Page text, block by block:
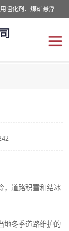
山东贝格曼化工有限公司主营：氯化镁、无水氯化钙、矿用阻化剂、煤矿悬浮剂、道路抑尘剂、氢氧化镁，防灭火剂等，公司位于山东省潍坊市滨海经济开发区,是专业从事对各种精细化工集研究、开发、制造于一体的现代化大型跨境化工企业，公司本着诚信经营、给每一位客户提供专业服务。
，道路积雪和结冰
地冬季道路维护的